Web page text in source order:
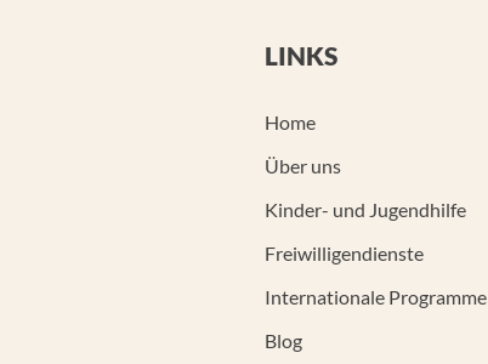
LINKS
Home
Über uns
Kinder- und Jugendhilfe
Freiwilligendienste
Internationale Programme
Blog